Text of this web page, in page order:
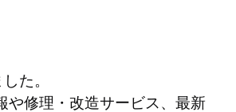
た。
や修理・改造サービス、最新